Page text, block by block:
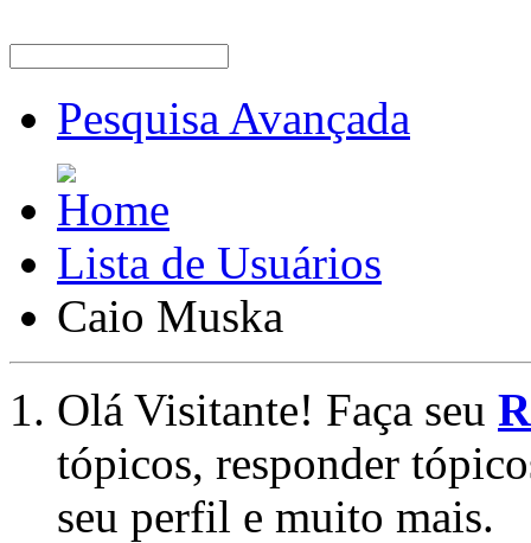
Pesquisa Avançada
Lista de Usuários
Caio Muska
Olá Visitante! Faça seu
tópicos, responder
seu perfil e muito mais.